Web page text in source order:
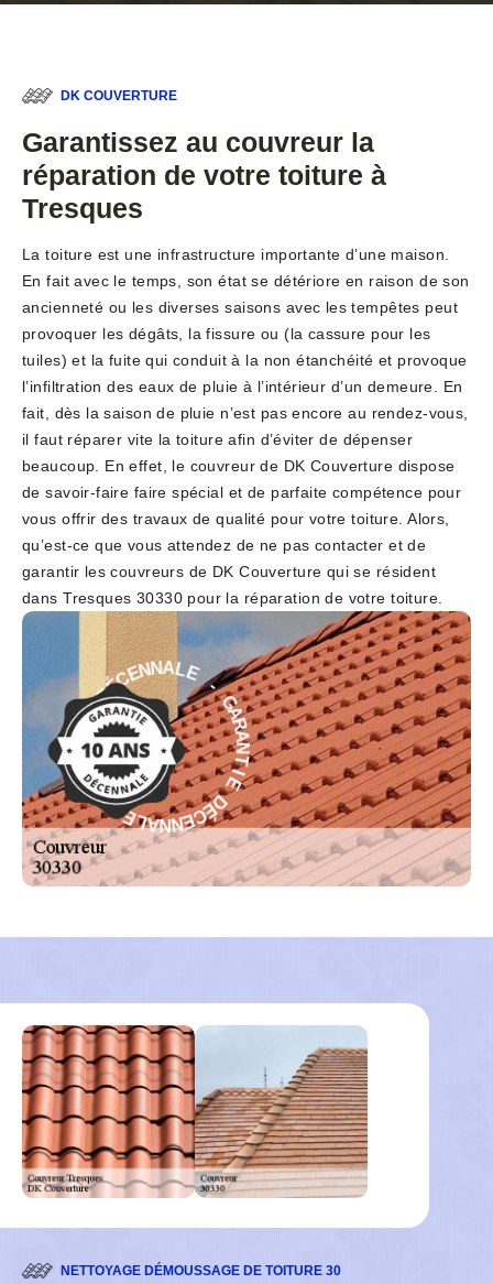
DK COUVERTURE
Garantissez au couvreur la
réparation de votre toiture à
Tresques
La toiture est une infrastructure importante d’une maison.
En fait avec le temps, son état se détériore en raison de son
ancienneté ou les diverses saisons avec les tempêtes peut
provoquer les dégâts, la fissure ou (la cassure pour les
tuiles) et la fuite qui conduit à la non étanchéité et provoque
l’infiltration des eaux de pluie à l’intérieur d’un demeure. En
fait, dès la saison de pluie n’est pas encore au rendez-vous,
il faut réparer vite la toiture afin d’éviter de dépenser
beaucoup. En effet, le couvreur de DK Couverture dispose
de savoir-faire faire spécial et de parfaite compétence pour
vous offrir des travaux de qualité pour votre toiture. Alors,
qu’est-ce que vous attendez de ne pas contacter et de
garantir les couvreurs de DK Couverture qui se résident
dans Tresques 30330 pour la réparation de votre toiture.
G
A
R
A
N
T
I
E
D
É
C
E
NNALE - GAR
A
N
T
I
E
D
É
C
E
N
N
A
L
E
-
NETTOYAGE DÉMOUSSAGE DE TOITURE 30